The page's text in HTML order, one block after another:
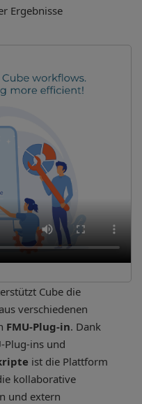
Ergebnisse
Cube die
verschiedenen
FMU-Plug-in. Dank
Plug-ins und
ist die Plattform
kollaborative
und extern